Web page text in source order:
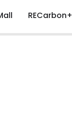
RECarbon+